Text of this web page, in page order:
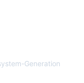
Generation